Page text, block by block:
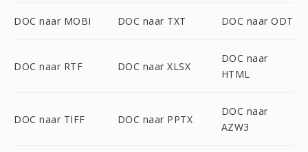
DOC naar MOBI DOC naar TXT DOC naar ODT
DOC naar RTF DOC naar XLSX
DOC naar
HTML
DOC naar TIFF DOC naar PPTX
DOC naar
AZW3